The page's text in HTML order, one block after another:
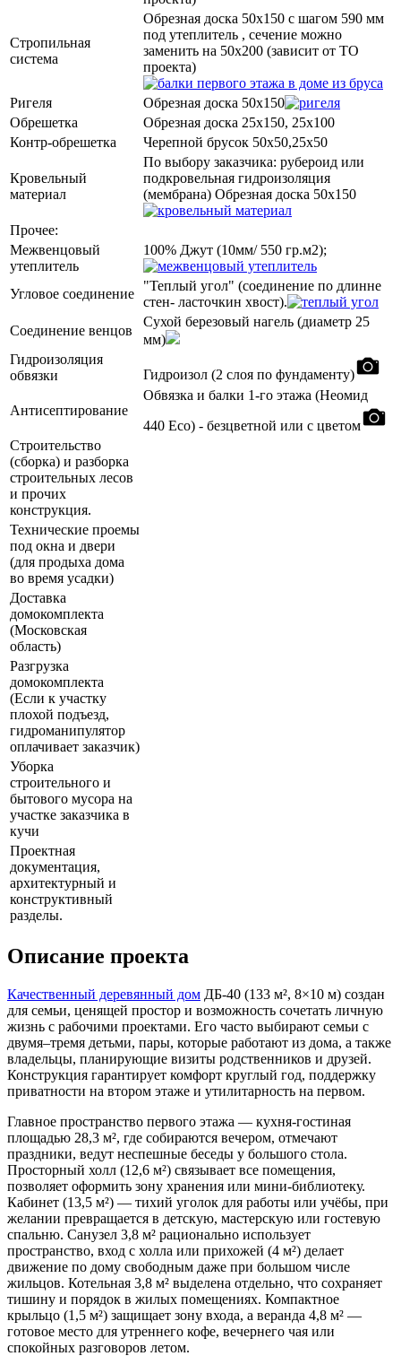
Стропильная
система
Обрезная доска 50х150 с шагом 590 мм
под утеплитель , сечение можно
заменить на 50х200 (зависит от ТО
проекта)
Ригеля
Обрезная доска 50х150
Обрешетка
Обрезная доска 25х150, 25х100
Контр-обрешетка
Черепной брусок 50х50,25х50
Кровельный
материал
По выбору заказчика: рубероид или
подкровельная гидроизоляция
(мембрана) Обрезная доска 50х150
Прочее:
Межвенцовый
утеплитель
100% Джут (10мм/ 550 гр.м2);
Угловое соединение
"Теплый угол" (соединение по длинне
стен- ласточкин хвост).
Соединение венцов
Сухой березовый нагель (диаметр 25
мм)
Гидроизоляция
обвязки
Гидроизол (2 слоя по фундаменту)
Антисептирование
Обвязка и балки 1-го этажа (Неомид
440 Eco) - безцветной или с цветом
Строительство
(сборка) и разборка
строительных лесов
и прочих
конструкция.
Технические проемы
под окна и двери
(для продыха дома
во время усадки)
Доставка
домокомплекта
(Московская
область)
Разгрузка
домокомплекта
(Если к участку
плохой подъезд,
гидроманипулятор
оплачивает заказчик)
Уборка
строительного и
бытового мусора на
участке заказчика в
кучи
Проектная
документация,
архитектурный и
конструктивный
разделы.
Описание проекта
Качественный деревянный дом ДБ-40 (133 м², 8×10 м) создан
для семьи, ценящей простор и возможность сочетать личную
жизнь с рабочими проектами. Его часто выбирают семьи с
двумя–тремя детьми, пары, которые работают из дома, а также
владельцы, планирующие визиты родственников и друзей.
Конструкция гарантирует комфорт круглый год, поддержку
приватности на втором этаже и утилитарность на первом.
Главное пространство первого этажа — кухня-гостиная
площадью 28,3 м², где собираются вечером, отмечают
праздники, ведут неспешные беседы у большого стола.
Просторный холл (12,6 м²) связывает все помещения,
позволяет оформить зону хранения или мини-библиотеку.
Кабинет (13,5 м²) — тихий уголок для работы или учёбы, при
желании превращается в детскую, мастерскую или гостевую
спальню. Санузел 3,8 м² рационально использует
пространство, вход с холла или прихожей (4 м²) делает
движение по дому свободным даже при большом числе
жильцов. Котельная 3,8 м² выделена отдельно, что сохраняет
тишину и порядок в жилых помещениях. Компактное
крыльцо (1,5 м²) защищает зону входа, а веранда 4,8 м² —
готовое место для утреннего кофе, вечернего чая или
спокойных разговоров летом.